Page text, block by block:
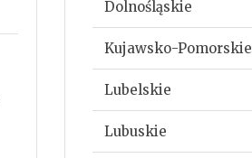
Dolnośląskie
Kujawsko-Pomorskie
Lubelskie
Lubuskie